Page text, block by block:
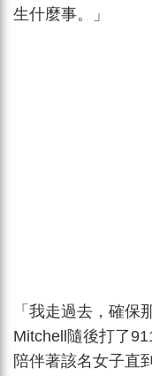
生什麼事。」
「我走過去，確保
Mitchell隨後打了
陪伴著該名女子直